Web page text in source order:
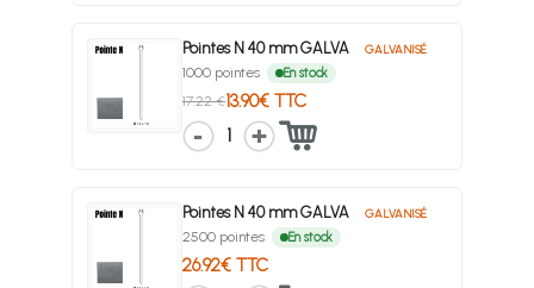
Pointes N 40 mm GALVA GALVANISÉ
1000 pointes En stock
17.22 €13.90€ TTC
1
Pointes N 40 mm GALVA GALVANISÉ
2500 pointes En stock
26.92€ TTC